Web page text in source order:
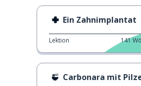
Ein Zahnimplantat
Lektion 141
Carbonara mit